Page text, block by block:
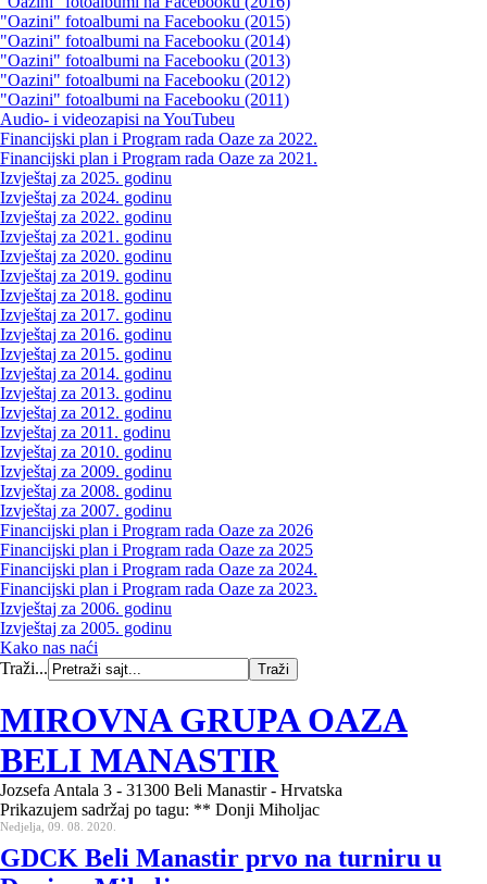
"Oazini" fotoalbumi na Facebooku (2015)
"Oazini" fotoalbumi na Facebooku (2014)
"Oazini" fotoalbumi na Facebooku (2013)
"Oazini" fotoalbumi na Facebooku (2012)
"Oazini" fotoalbumi na Facebooku (2011)
Audio- i videozapisi na YouTubeu
Financijski plan i Program rada Oaze za 2022.
Financijski plan i Program rada Oaze za 2021.
Izvještaj za 2025. godinu
Izvještaj za 2024. godinu
Izvještaj za 2022. godinu
Izvještaj za 2021. godinu
Izvještaj za 2020. godinu
Izvještaj za 2019. godinu
Izvještaj za 2018. godinu
Izvještaj za 2017. godinu
Izvještaj za 2016. godinu
Izvještaj za 2015. godinu
Izvještaj za 2014. godinu
Izvještaj za 2013. godinu
Izvještaj za 2012. godinu
Izvještaj za 2011. godinu
Izvještaj za 2010. godinu
Izvještaj za 2009. godinu
Izvještaj za 2008. godinu
Izvještaj za 2007. godinu
Financijski plan i Program rada Oaze za 2026
Financijski plan i Program rada Oaze za 2025
Financijski plan i Program rada Oaze za 2024.
Financijski plan i Program rada Oaze za 2023.
Izvještaj za 2006. godinu
Izvještaj za 2005. godinu
Kako nas naći
Traži...
MIROVNA GRUPA OAZA
BELI MANASTIR
Jozsefa Antala 3 - 31300 Beli Manastir - Hrvatska
Prikazujem sadržaj po tagu: ** Donji Miholjac
Nedjelja, 09. 08. 2020.
GDCK Beli Manastir prvo na turniru u